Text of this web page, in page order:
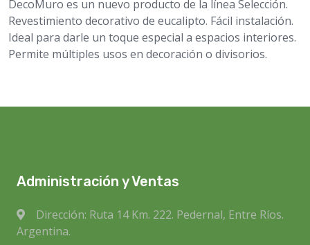
DecoMuro es un nuevo producto de la línea Selección.
Revestimiento decorativo de eucalipto. Fácil instalación.
Ideal para darle un toque especial a espacios interiores.
Permite múltiples usos en decoración o divisorios.
Administración y Ventas
Dirección: Ruta 14 Km. 222. Pedernal, Entre Ríos.
Argentina.